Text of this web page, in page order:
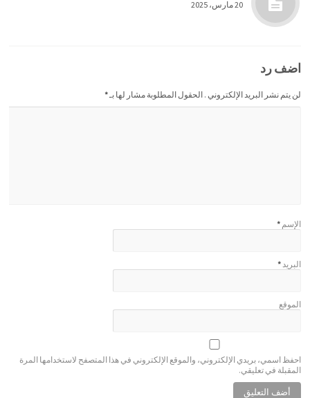
20 مارس، 2025
اضف رد
لن يتم نشر البريد الإلكتروني . الحقول المطلوبة مشار لها بـ*
الإسم *
البريد*
الموقع
احفظ اسمي، بريدي الإلكتروني، والموقع الإلكتروني في هذا المتصفح لاستخدامها المرة
المقبلة في تعليقي.